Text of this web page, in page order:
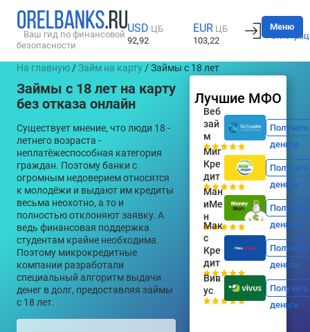
Ваш гид по финансовой
безопасности
USD ЦБ
92,92
EUR ЦБ
103,22
Вход
Меню
На главную /Займ на карту / Займы с 18 лет
Займы с 18 лет на карту
без отказа онлайн
Существует мнение, что люди 18 -
летнего возраста -
неплатёжеспособная категория
граждан. Поэтому банки с
огромным недоверием относятся
к молодёжи и выдают им кредиты
весьма неохотно, а то и
полностью отклоняют заявку. А
ведь финансовая поддержка
студентам крайне необходима.
Поэтому микрокредитные
компании разработали
специальный алгоритм выдачи
денег в долг, предоставляя займы
с 18 лет.
Лучшие МФО
Веб
зай
м
Получить
деньги
Миг
Кре
дит
Получить
деньги
Ман
иМе
н
Получить
деньги
Мак
с
Кре
дит
Получить
деньги
Вив
ус
Получить
деньги